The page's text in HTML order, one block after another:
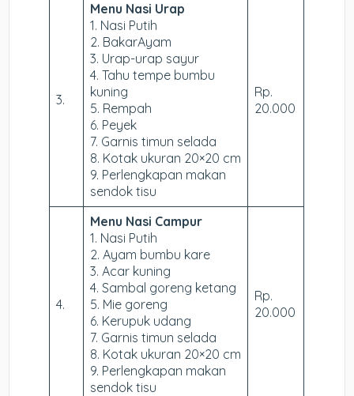
3.
Menu Nasi Urap
1. Nasi Putih
2. BakarAyam
3. Urap-urap sayur
4. Tahu tempe bumbu
kuning
5. Rempah
6. Peyek
7. Garnis timun selada
8. Kotak ukuran 20×20 cm
9. Perlengkapan makan
sendok tisu
Rp.
20.000
4.
Menu Nasi Campur
1. Nasi Putih
2. Ayam bumbu kare
3. Acar kuning
4. Sambal goreng ketang
5. Mie goreng
6. Kerupuk udang
7. Garnis timun selada
8. Kotak ukuran 20×20 cm
9. Perlengkapan makan
sendok tisu
Rp.
20.000